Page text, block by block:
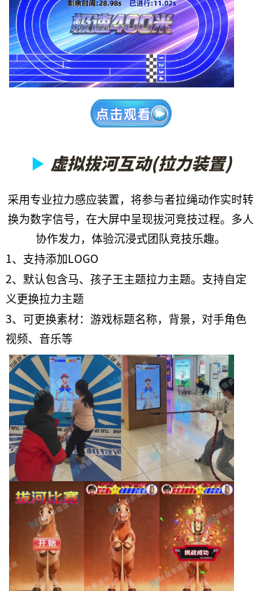
▶ 虚拟拔河互动(拉力装置)
采用专业拉力感应装置，将参与者拉绳动作实时转
换为数字信号，在大屏中呈现拔河竞技过程。多人
协作发力，体验沉浸式团队竞技乐趣。
1、支持添加LOGO
2、默认包含马、孩子王主题拉力主题。支持自定
义更换拉力主题
3、可更换素材：游戏标题名称，背景，对手角色
视频、音乐等